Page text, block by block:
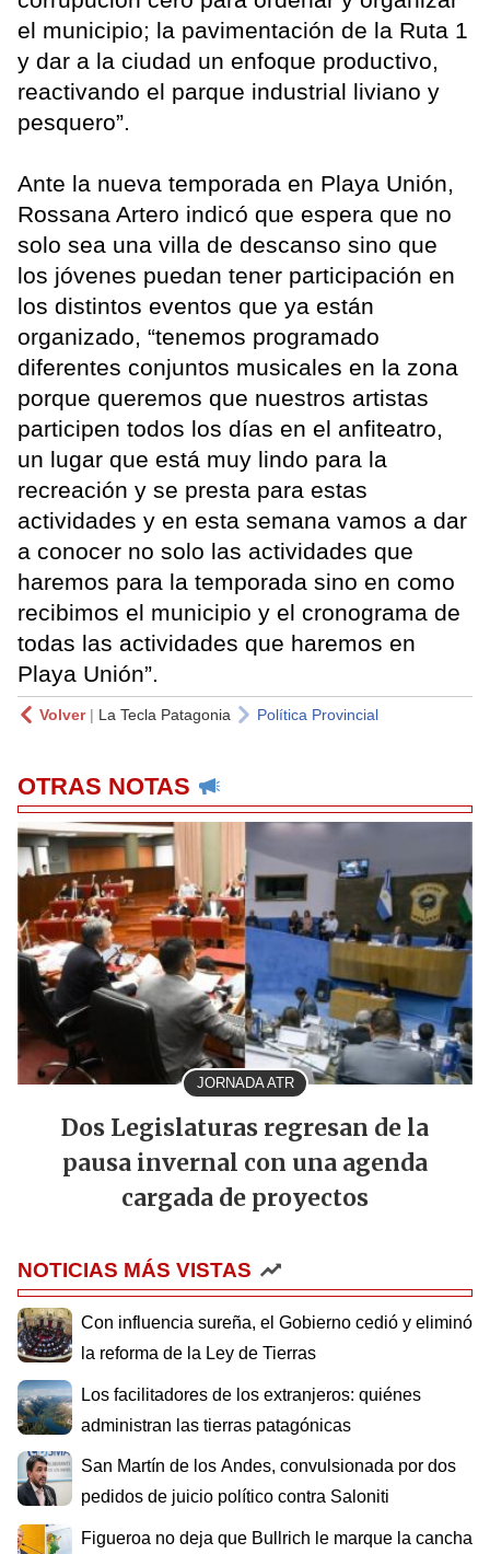
el municipio; la pavimentación de la Ruta 1
y dar a la ciudad un enfoque productivo,
reactivando el parque industrial liviano y
pesquero”.
Ante la nueva temporada en Playa Unión,
Rossana Artero indicó que espera que no
solo sea una villa de descanso sino que
los jóvenes puedan tener participación en
los distintos eventos que ya están
organizado, “tenemos programado
diferentes conjuntos musicales en la zona
porque queremos que nuestros artistas
participen todos los días en el anfiteatro,
un lugar que está muy lindo para la
recreación y se presta para estas
actividades y en esta semana vamos a dar
a conocer no solo las actividades que
haremos para la temporada sino en como
recibimos el municipio y el cronograma de
todas las actividades que haremos en
Playa Unión”.
Volver| La Tecla Patagonia Política Provincial
OTRAS NOTAS
JORNADA ATR
Dos Legislaturas regresan de la
pausa invernal con una agenda
cargada de proyectos
NOTICIAS MÁS VISTAS
Con influencia sureña, el Gobierno cedió y eliminó
la reforma de la Ley de Tierras
Los facilitadores de los extranjeros: quiénes
administran las tierras patagónicas
San Martín de los Andes, convulsionada por dos
pedidos de juicio político contra Saloniti
Figueroa no deja que Bullrich le marque la cancha